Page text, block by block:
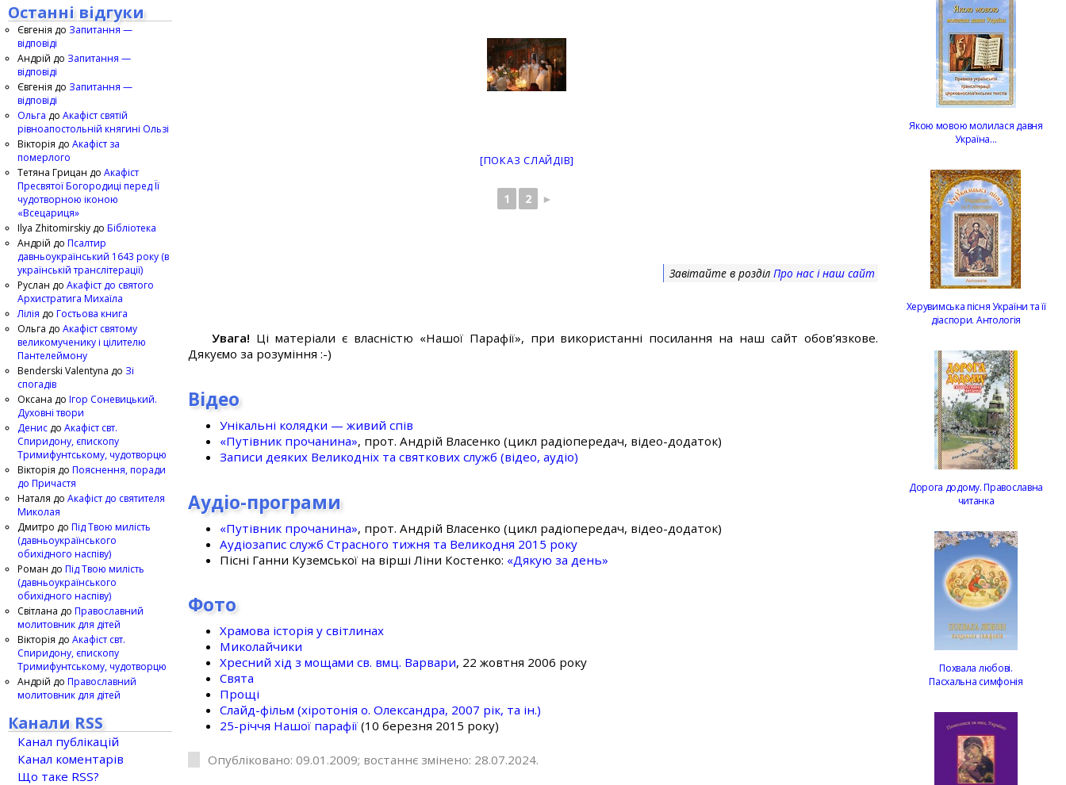
[ПОКАЗ СЛАЙДІВ]
1 2 ►
Завітайте в розділ Про нас і наш сайт
Увага! Ці матеріали є власністю «Нашої Парафії», при використанні посилання на наш сайт обов’язкове.
Дякуємо за розуміння :-)
Відео
Унікальні колядки — живий спів
«Путівник прочанина», прот. Андрій Власенко (цикл радіопередач, відео-додаток)
Записи деяких Великодніх та святкових служб (відео, аудіо)
Аудіо-програми
«Путівник прочанина», прот. Андрій Власенко (цикл радіопередач, відео-додаток)
Аудіозапис служб Страсного тижня та Великодня 2015 року
Пісні Ганни Куземської на вірші Ліни Костенко: «Дякую за день»
Фото
Храмова історія у світлинах
Миколайчики
Хресний хід з мощами св. вмц. Варвари, 22 жовтня 2006 року
Свята
Прощі
Слайд-фільм (хіротонія о. Олександра, 2007 рік, та ін.)
25-рiччя Нашої парафiї (10 березня 2015 року)
Опубліковано: 09.01.2009; востаннє змінено: 28.07.2024.
Останні відгуки
Євгенія до Запитання —
відповіді
Андрій до Запитання —
відповіді
Євгенія до Запитання —
відповіді
Ольга до Акафіст святій
рівноапостольній княгині Ользі
Вікторія до Акафіст за
померлого
Тетяна Грицан до Акафіст
Пресвятої Богородиці перед Її
чудотворною іконою
«Всецариця»
Ilya Zhitomirskiy до Бібліотека
Андрій до Псалтир
давньоукраїнський 1643 року (в
українській транслітерації)
Руслан до Акафіст до святого
Архистратига Михаїла
Лілія до Гостьова книга
Ольга до Акафіст святому
великомученику і цілителю
Пантелеймону
Benderski Valentyna до Зі
спогадів
Оксана до Ігор Соневицький.
Духовні твори
Денис до Акафіст свт.
Спиридону, єпископу
Тримифунтському, чудотворцю
Вікторія до Пояснення, поради
до Причастя
Наталя до Акафіст до святителя
Миколая
Дмитро до Під Твою милість
(давньоукраїнського
обихідного наспіву)
Роман до Під Твою милість
(давньоукраїнського
обихідного наспіву)
Світлана до Православний
молитовник для дітей
Вікторія до Акафіст свт.
Спиридону, єпископу
Тримифунтському, чудотворцю
Андрій до Православний
молитовник для дітей
Канали RSS
Канал публікацій
Канал коментарів
Що таке RSS?
Якою мовою молилася давня
Україна…
Херувимська пісня України та її
діаспори. Антологія
Дорога додому. Православна
читанка
Похвала любові.
Пасхальна симфонія